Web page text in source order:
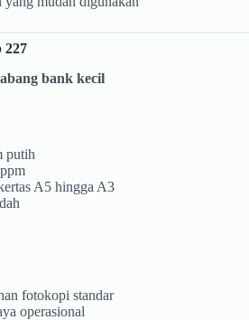
227
bank kecil
putih
A5 hingga A3
fotokopi standar
operasional